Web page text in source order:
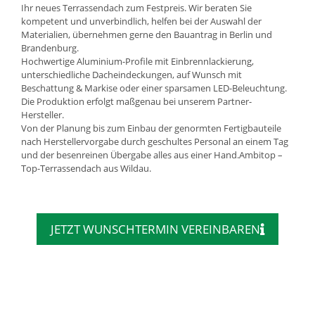
Ihr neues Terrassendach zum Festpreis. Wir beraten Sie
kompetent und unverbindlich, helfen bei der Auswahl der
Materialien, übernehmen gerne den Bauantrag in Berlin und
Brandenburg.
Hochwertige Aluminium-Profile mit Einbrennlackierung,
unterschiedliche Dacheindeckungen, auf Wunsch mit
Beschattung & Markise oder einer sparsamen LED-Beleuchtung.
Die Produktion erfolgt maßgenau bei unserem Partner-
Hersteller.
Von der Planung bis zum Einbau der genormten Fertigbauteile
nach Herstellervorgabe durch geschultes Personal an einem Tag
und der besenreinen Übergabe alles aus einer Hand.Ambitop –
Top-Terrassendach aus Wildau.
JETZT WUNSCHTERMIN VEREINBAREN